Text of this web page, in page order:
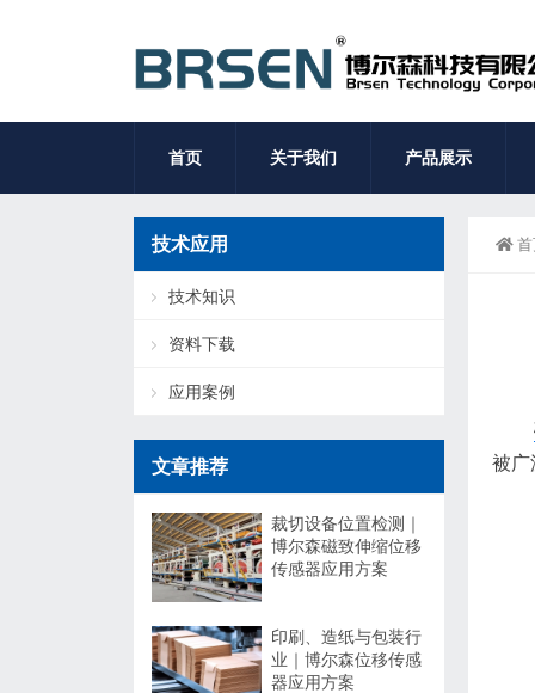
首页 关于我们 产品展示
被广
技术应用
技术知识
资料下载
应用案例
文章推荐
裁切设备位置检测｜
博尔森磁致伸缩位移
传感器应用方案
印刷、造纸与包装行
业｜博尔森位移传感
器应用方案